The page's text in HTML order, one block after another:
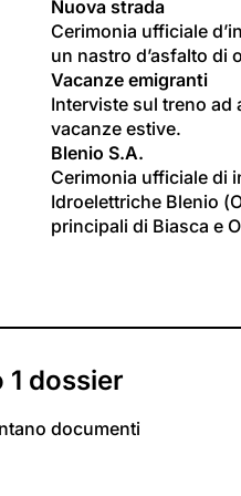
Nuova strada
Cerimonia ufficiale
un nastro d’asfalto di
Vacanze emigranti
Interviste sul treno ad
vacanze estive.
Blenio S.A.
Cerimonia ufficiale di
Idroelettriche Blenio
principali di Biasca e
1 dossier
documenti